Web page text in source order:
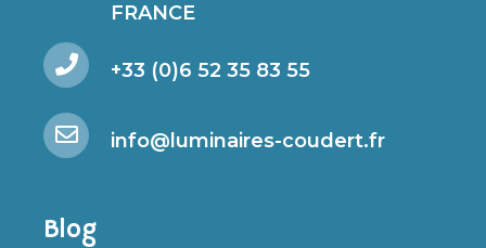
FRANCE
+33 (0)6 52 35 83 55
info@luminaires-coudert.fr
Blog